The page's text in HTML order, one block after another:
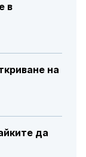
в
на
да